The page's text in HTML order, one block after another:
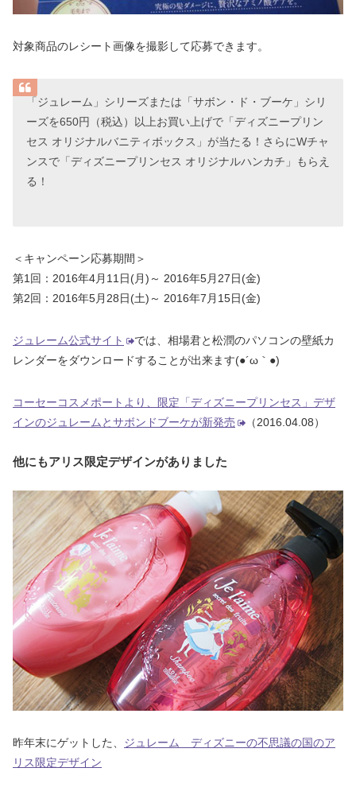
対象商品のレシート画像を撮影して応募できます。
「ジュレーム」シリーズまたは「サボン・ド・ブーケ」シリ
ーズを650円（税込）以上お買い上げで「ディズニープリン
セス オリジナルバニティボックス」が当たる！さらにWチャ
ンスで「ディズニープリンセス オリジナルハンカチ」もらえ
る！
＜キャンペーン応募期間＞
第1回：2016年4月11日(月)～ 2016年5月27日(金)
第2回：2016年5月28日(土)～ 2016年7月15日(金)
ジュレーム公式サイト
では、相場君と松潤のパソコンの壁紙カ
レンダーをダウンロードすることが出来ます(●´ω｀●)
コーセーコスメポートより、限定「ディズニープリンセス」デザ
インのジュレームとサボンドブーケが新発売
（2016.04.08）
他にもアリス限定デザインがありました
昨年末にゲットした、 ジュレーム ディズニーの不思議の国のア
リス限定デザイン